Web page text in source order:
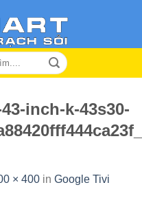
inch-k-43s30-
× 400 in Google Tivi